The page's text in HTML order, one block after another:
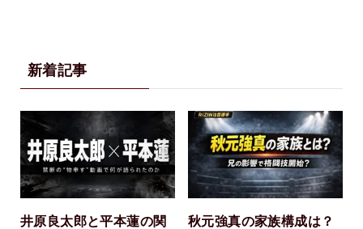
新着記事
井原良太郎と平本蓮の関
秋元強真の家族構成は？